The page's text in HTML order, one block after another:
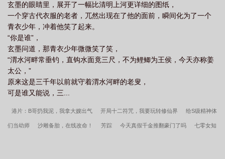
玄墨的眼睛里，展开了一幅比清明上河更详细的图纸，
一个穿古代衣服的老者，兀然出现在了他的面前，瞬间化为了一个
青衣少年，冲着他笑了起来。
“你是谁”，
玄墨问道，那青衣少年微微笑了笑，
“渭水河畔常垂钓，直钩水面竟三尺，不为鲤鲫为王侯，今天亦称姜
太公，”
原来这是三千年以前就守着渭水河畔的老叟，
可是谁又能说，三...
港片：B哥扔我泥，我拿大嫂出气 开局十二符咒，我要玩转修仙界 给S级精神体
们当幼师 沙雕备胎，在线改命！ 芳踪 今天真假千金推翻豪门了吗 七零女知